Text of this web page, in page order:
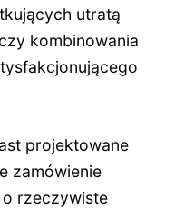
utratą
kombinowania
projektowane
zamówienie
rzeczywiste